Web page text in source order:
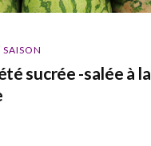
SAISON
sucrée -salée à la